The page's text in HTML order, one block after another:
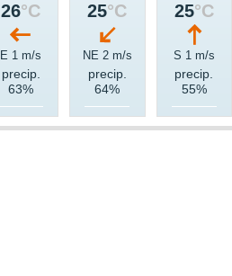
26°C
E 1 m/s
precip.
63%
25°C
NE 2 m/s
precip.
64%
25°C
S 1 m/s
precip.
55%